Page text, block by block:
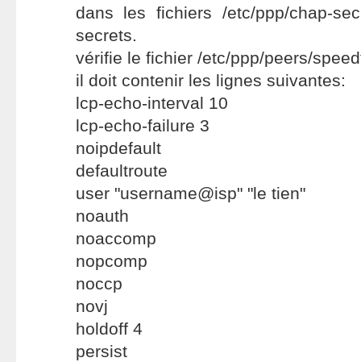
dans les fichiers /etc/ppp/chap-
secrets.
vérifie le fichier /etc/ppp/peers/
il doit contenir les lignes suivantes:
lcp-echo-interval 10
lcp-echo-failure 3
noipdefault
defaultroute
user "username@isp" "le tien"
noauth
noaccomp
nopcomp
noccp
novj
holdoff 4
persist